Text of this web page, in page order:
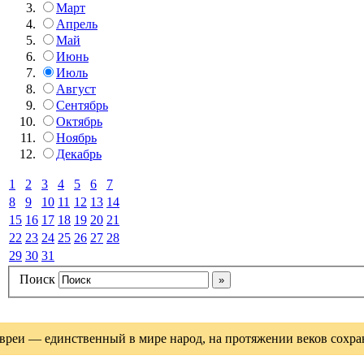
Март
Апрель
Май
Июнь
Июль
Август
Сентябрь
Октябрь
Ноябрь
Декабрь
1 2 3 4 5 6
7
8
9 10 11 12 13 14
15 16 17 18 19 20 21
22 23 24 25 26 27 28
29 30 31
Поиск
— единственный в мире народ, на протяжении веков